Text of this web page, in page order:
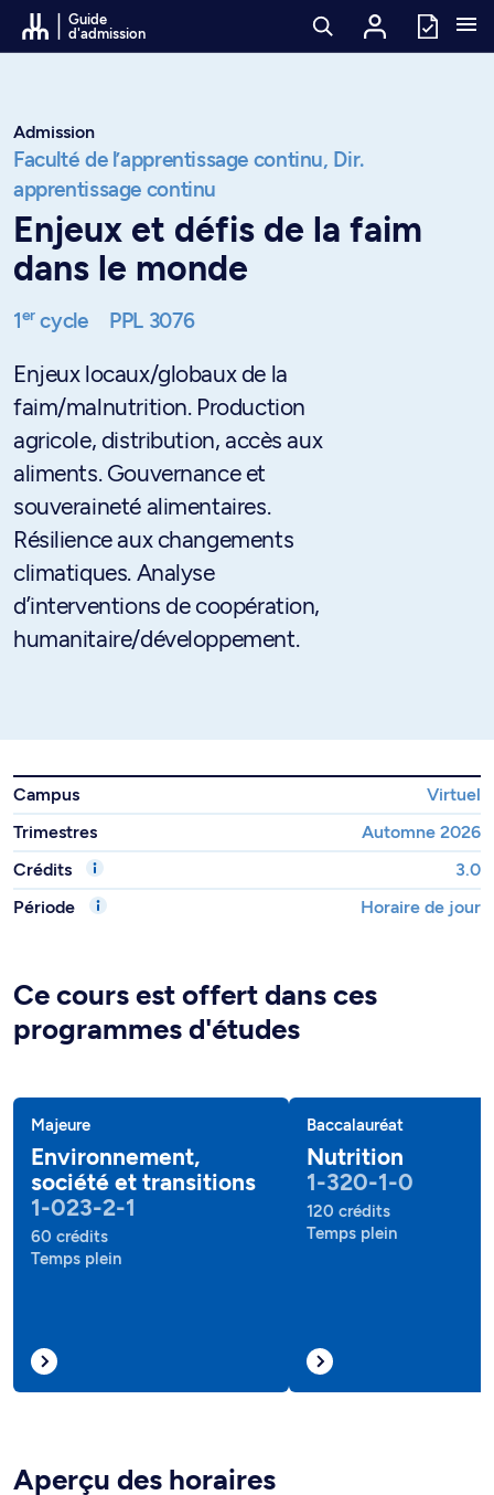
Passer au contenu
Guide
d'admission
Admission
Faculté de l’apprentissage continu, Dir.
apprentissage continu
Enjeux et défis de la faim
dans le monde
1ercycle PPL 3076
Enjeux locaux/globaux de la
faim/malnutrition. Production
agricole, distribution, accès aux
aliments. Gouvernance et
souveraineté alimentaires.
Résilience aux changements
climatiques. Analyse
d’interventions de coopération,
humanitaire/développement.
Campus
Virtuel
Trimestres
Automne 2026
Crédits
3.0
Période
Horaire de jour
Ce cours est offert dans ces
programmes d'études
Majeure
Environnement,
société et transitions
1-023-2-1
60 crédits
Temps plein
Baccalauréat
Nutrition
1-320-1-0
120 crédits
Temps plein
Aperçu des horaires